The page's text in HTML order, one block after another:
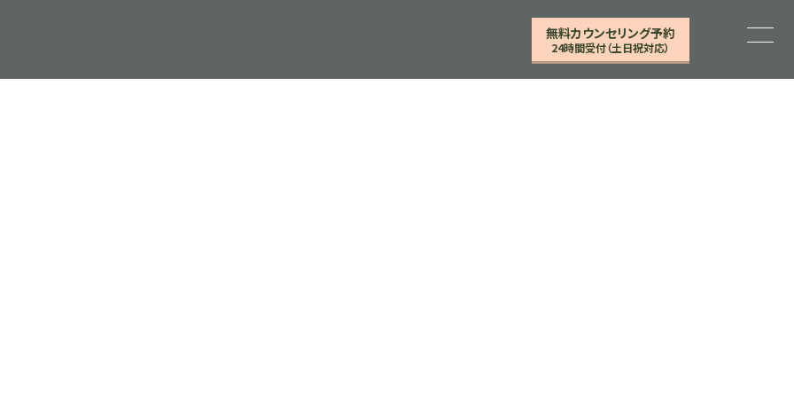
無料カウンセリング予約
24時間受付（土日祝対応）